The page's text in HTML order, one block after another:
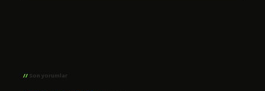
Son yorumlar